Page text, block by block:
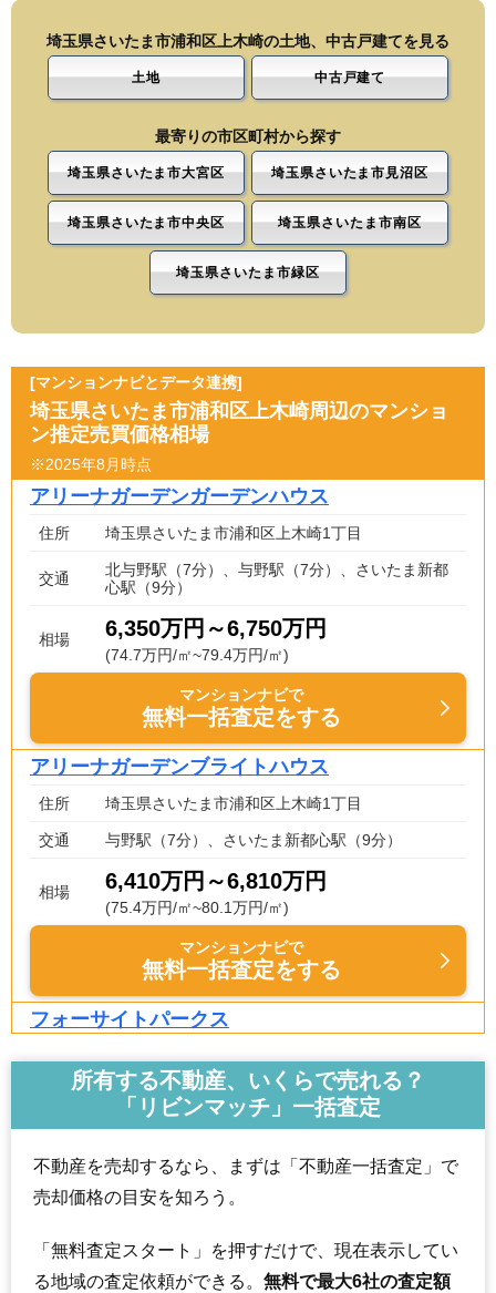
埼玉県さいたま市浦和区上木崎の土地、中古戸建てを見る
土地 中古戸建て
最寄りの市区町村から探す
埼玉県さいたま市大宮区 埼玉県さいたま市見沼区
埼玉県さいたま市中央区 埼玉県さいたま市南区
埼玉県さいたま市緑区
[マンションナビとデータ連携]
埼玉県さいたま市浦和区上木崎周辺のマンショ
ン推定売買価格相場
※2025年8月時点
アリーナガーデンガーデンハウス
住所 埼玉県さいたま市浦和区上木崎1丁目
交通
北与野駅（7分）、与野駅（7分）、さいたま新都
心駅（9分）
相場 6,350万円～6,750万円
(74.7万円/㎡~79.4万円/㎡)
マンションナビで
無料一括査定をする
アリーナガーデンブライトハウス
住所 埼玉県さいたま市浦和区上木崎1丁目
交通 与野駅（7分）、さいたま新都心駅（9分）
相場 6,410万円～6,810万円
(75.4万円/㎡~80.1万円/㎡)
マンションナビで
無料一括査定をする
フォーサイトパークス
与野駅（6分）、さいたま新都心駅（12分）
6,920万円～7,320万円
(74.4万円/㎡~78.7万円/㎡)
マンションナビで
グランデュオ北街区
所有する不動産、いくらで売れる？
「リビンマッチ」一括査定
不動産を売却するなら、まずは「不動産一括査定」で
売却価格の目安を知ろう。
「無料査定スタート」を押すだけで、現在表示してい
る地域の査定依頼ができる。 無料で最大6社の査定額